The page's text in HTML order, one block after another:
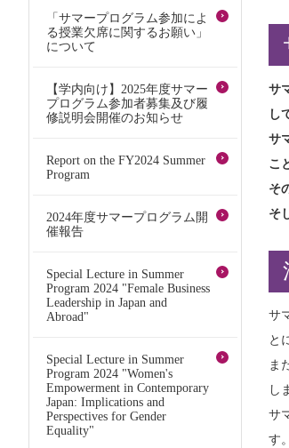
サ
し
サ
こ
そ
そ
サ
と
ま
し
サ
す。
「サマープログラム参加によ
る授業欠席に関するお願い」
について
【学内向け】2025年度サマー
プログラム参加者募集及び履
修説明会開催のお知らせ
Report on the FY2024 Summer
Program
2024年度サマープログラム開
催報告
Special Lecture in Summer
Program 2024 "Female Business
Leadership in Japan and
Abroad"
Special Lecture in Summer
Program 2024 "Women's
Empowerment in Contemporary
Japan: Implications and
Perspectives for Gender
Equality"